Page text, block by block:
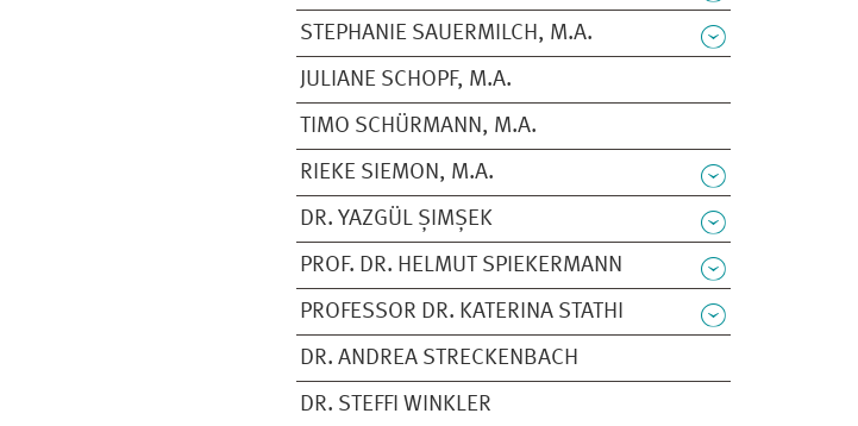
STEPHANIE SAUERMILCH, M.A.
JULIANE SCHOPF, M.A.
TIMO SCHÜRMANN, M.A.
RIEKE SIEMON, M.A.
DR. YAZGÜL ȘIMȘEK
PROF. DR. HELMUT SPIEKERMANN
PROFESSOR DR. KATERINA STATHI
DR. ANDREA STRECKENBACH
DR. STEFFI WINKLER